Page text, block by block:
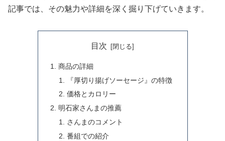
記事では、その魅力や詳細を深く掘り下げていきます。
目次
商品の詳細
『厚切り揚げソーセージ』の特徴
価格とカロリー
明石家さんまの推薦
さんまのコメント
番組での紹介